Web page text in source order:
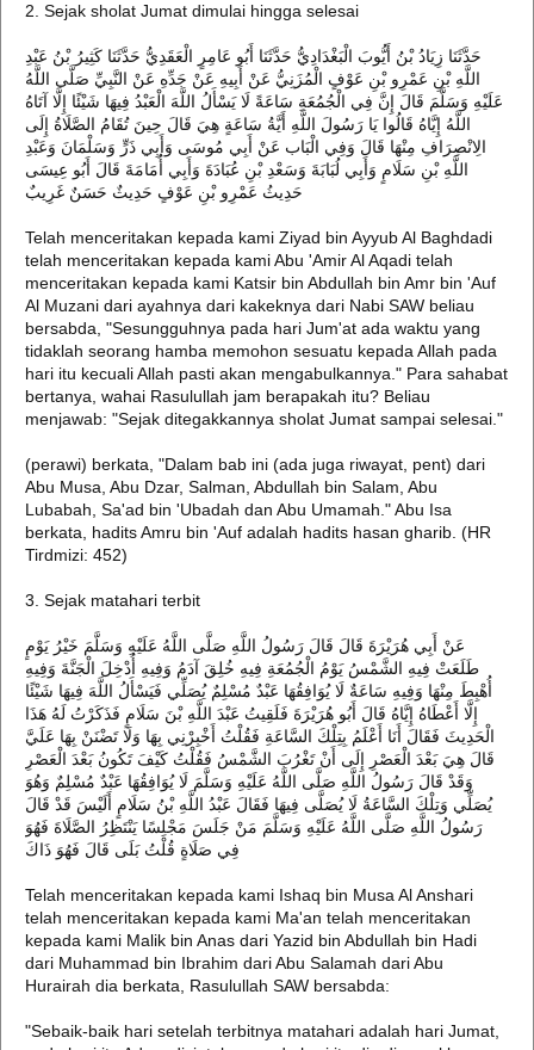
2. Sejak sholat Jumat dimulai hingga selesai
حَدَّثَنَا زِيَادُ بْنُ أَيُّوبَ الْبَغْدَادِيُّ حَدَّثَنَا أَبُو عَامِرٍ الْعَقَدِيُّ حَدَّثَنَا كَثِيرُ بْنُ عَبْدِ
اللَّهِ بْنِ عَمْرِو بْنِ عَوْفٍ الْمُزَنِيُّ عَنْ أَبِيهِ عَنْ جَدِّهِ عَنْ النَّبِيِّ صَلَّى اللَّهُ
عَلَيْهِ وَسَلَّمَ قَالَ إِنَّ فِي الْجُمُعَةِ سَاعَةً لَا يَسْأَلُ اللَّهَ الْعَبْدُ فِيهَا شَيْئًا إِلَّا آتَاهُ
اللَّهُ إِيَّاهُ قَالُوا يَا رَسُولَ اللَّهِ أَيَّةُ سَاعَةٍ هِيَ قَالَ حِينَ تُقَامُ الصَّلَاةُ إِلَى
الِانْصِرَافِ مِنْهَا قَالَ وَفِي الْبَاب عَنْ أَبِي مُوسَى وَأَبِي ذَرٍّ وَسَلْمَانَ وَعَبْدِ
اللَّهِ بْنِ سَلَامٍ وَأَبِي لُبَابَةَ وَسَعْدِ بْنِ عُبَادَةَ وَأَبِي أُمَامَةَ قَالَ أَبُو عِيسَى
حَدِيثُ عَمْرِو بْنِ عَوْفٍ حَدِيثٌ حَسَنٌ غَرِيبٌ
Telah menceritakan kepada kami Ziyad bin Ayyub Al Baghdadi
telah menceritakan kepada kami Abu 'Amir Al Aqadi telah
menceritakan kepada kami Katsir bin Abdullah bin Amr bin 'Auf
Al Muzani dari ayahnya dari kakeknya dari Nabi SAW beliau
bersabda, "Sesungguhnya pada hari Jum'at ada waktu yang
tidaklah seorang hamba memohon sesuatu kepada Allah pada
hari itu kecuali Allah pasti akan mengabulkannya." Para sahabat
bertanya, wahai Rasulullah jam berapakah itu? Beliau
menjawab: "Sejak ditegakkannya sholat Jumat sampai selesai."
(perawi) berkata, "Dalam bab ini (ada juga riwayat, pent) dari
Abu Musa, Abu Dzar, Salman, Abdullah bin Salam, Abu
Lubabah, Sa'ad bin 'Ubadah dan Abu Umamah." Abu Isa
berkata, hadits Amru bin 'Auf adalah hadits hasan gharib. (HR
Tirdmizi: 452)
3. Sejak matahari terbit
عَنْ أَبِي هُرَيْرَةَ قَالَ قَالَ رَسُولُ اللَّهِ صَلَّى اللَّهُ عَلَيْهِ وَسَلَّمَ خَيْرُ يَوْمٍ
طَلَعَتْ فِيهِ الشَّمْسُ يَوْمُ الْجُمُعَةِ فِيهِ خُلِقَ آدَمُ وَفِيهِ أُدْخِلَ الْجَنَّةَ وَفِيهِ
أُهْبِطَ مِنْهَا وَفِيهِ سَاعَةٌ لَا يُوَافِقُهَا عَبْدٌ مُسْلِمٌ يُصَلِّي فَيَسْأَلُ اللَّهَ فِيهَا شَيْئًا
إِلَّا أَعْطَاهُ إِيَّاهُ قَالَ أَبُو هُرَيْرَةَ فَلَقِيتُ عَبْدَ اللَّهِ بْنَ سَلَامٍ فَذَكَرْتُ لَهُ هَذَا
الْحَدِيثَ فَقَالَ أَنَا أَعْلَمُ بِتِلْكَ السَّاعَةِ فَقُلْتُ أَخْبِرْنِي بِهَا وَلَا تَضْنَنْ بِهَا عَلَيَّ
قَالَ هِيَ بَعْدَ الْعَصْرِ إِلَى أَنْ تَغْرُبَ الشَّمْسُ فَقُلْتُ كَيْفَ تَكُونُ بَعْدَ الْعَصْرِ
وَقَدْ قَالَ رَسُولُ اللَّهِ صَلَّى اللَّهُ عَلَيْهِ وَسَلَّمَ لَا يُوَافِقُهَا عَبْدٌ مُسْلِمٌ وَهُوَ
يُصَلِّي وَتِلْكَ السَّاعَةُ لَا يُصَلَّى فِيهَا فَقَالَ عَبْدُ اللَّهِ بْنُ سَلَامٍ أَلَيْسَ قَدْ قَالَ
رَسُولُ اللَّهِ صَلَّى اللَّهُ عَلَيْهِ وَسَلَّمَ مَنْ جَلَسَ مَجْلِسًا يَنْتَظِرُ الصَّلَاةَ فَهُوَ
فِي صَلَاةٍ قُلْتُ بَلَى قَالَ فَهُوَ ذَاكَ
Telah menceritakan kepada kami Ishaq bin Musa Al Anshari
telah menceritakan kepada kami Ma'an telah menceritakan
kepada kami Malik bin Anas dari Yazid bin Abdullah bin Hadi
dari Muhammad bin Ibrahim dari Abu Salamah dari Abu
Hurairah dia berkata, Rasulullah SAW bersabda:
"Sebaik-baik hari setelah terbitnya matahari adalah hari Jumat,